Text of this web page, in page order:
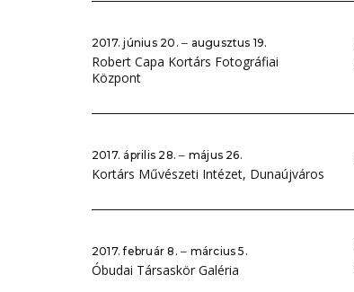
2017. június 20. ‒ augusztus 19.
Robert Capa Kortárs Fotográfiai
Központ
2017. április 28. ‒ május 26.
Kortárs Művészeti Intézet, Dunaújváros
2017. február 8. ‒ március 5.
Óbudai Társaskör Galéria